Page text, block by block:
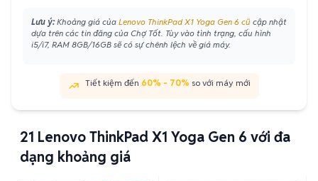
Lưu ý: Khoảng giá của Lenovo ThinkPad X1 Yoga Gen 6 cũ cập nhật
dựa trên các tin đăng của Chợ Tốt. Tùy vào tình trạng, cấu hình
i5/i7, RAM 8GB/16GB sẽ có sự chênh lệch về giá máy.
Tiết kiệm đến 60% - 70% so với máy mới
21 Lenovo ThinkPad X1 Yoga Gen 6 với đa
dạng khoảng giá